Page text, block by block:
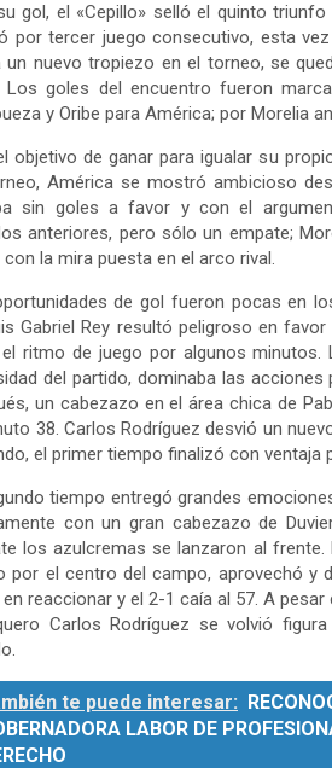
gol, el «Cepillo» selló el quinto
por tercer juego consecutivo, esta
un nuevo tropiezo en el torneo, se
Los goles del encuentro fueron
y Oribe para América; por Morelia
objetivo de ganar para igualar su
América se mostró ambicioso
sin goles a favor y con el
anteriores, pero sólo un empate;
con la mira puesta en el arco rival.
de gol fueron pocas en
Gabriel Rey resultó peligroso en
ritmo de juego por algunos minutos.
del partido, dominaba las
un cabezazo en el área chica de
38. Carlos Rodríguez desvió un
el primer tiempo finalizó con ventaja
tiempo entregó grandes
con un gran cabezazo de
los azulcremas se lanzaron al frente.
por el centro del campo, aprovechó y
reaccionar y el 2-1 caía al 57. A
Carlos Rodríguez se volvió
te puede interesar:
LABOR DE